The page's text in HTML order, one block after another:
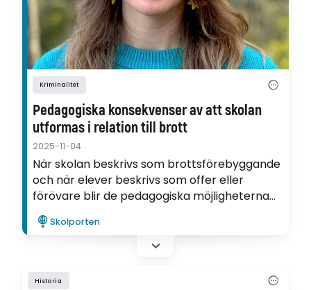
Kriminalitet
Pedagogiska konsekvenser av att skolan
utformas i relation till brott
2025-11-04
När skolan beskrivs som brottsförebyggande
och när elever beskrivs som offer eller
förövare blir de pedagogiska möjligheterna
begränsade. Det visar Maggie Beth O´Neills
avhandling.
Skolporten
Historia